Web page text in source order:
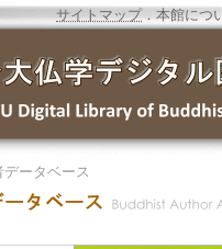
サイトマップ．本館につ
ータベース